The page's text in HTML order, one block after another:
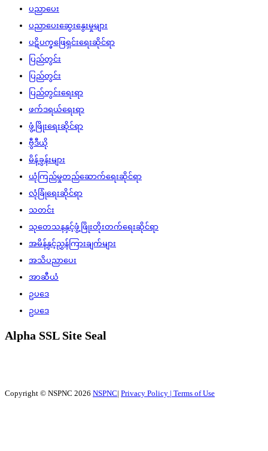
ပညာပေး
ပညာပေးဆွေးနွေးမှုများ
ပဋိပက္ခဖြေရှင်းရေးဆိုင်ရာ
ပြည်တွင်း
ပြည်တွင်း
ပြည်တွင်းရေးရာ
ဖက်ဒရယ်ရေးရာ
ဖွံ့ဖြိုးရေးဆိုင်ရာ
ဗွီဒီယို
မိန့်ခွန်းများ
ယုံကြည်မှုတည်ဆောက်ရေးဆိုင်ရာ
လုံခြုံရေးဆိုင်ရာ
သတင်း
သုတေသနနှင့်ဖွံ့ဖြိုးတိုးတက်ရေးဆိုင်ရာ
အမိန့်နှင့်ညွှန်ကြားချက်များ
အသိပညာပေး
အာဆီယံ
ဥပဒေ
ဥပဒေ
Alpha SSL Site Seal
Copyright © NSPNC 2026 NSPNC| Privacy Policy | Terms of Use